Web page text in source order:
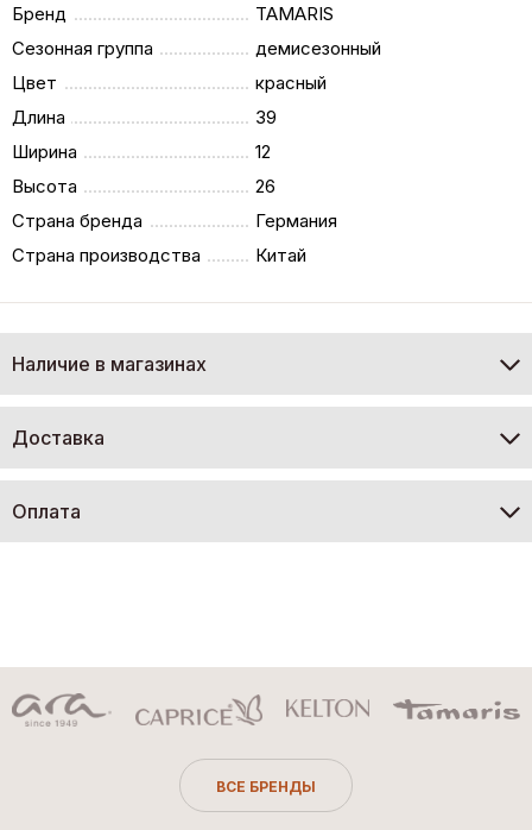
Бренд
TAMARIS
Сезонная группа
демисезонный
Цвет
красный
Длина
39
Ширина
12
Высота
26
Страна бренда
Германия
Страна производства
Китай
Наличие в магазинах
Доставка
Оплата
ВСЕ БРЕНДЫ